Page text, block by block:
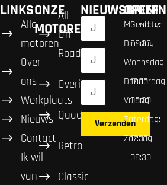
LINKS
Alle
motoren
Over
ons
Werkplaats
Nieuws
Contact
Ik wil
van
ONZE
MOTOREN
All
Off
Road
Overig
Quad
Retro
Classic
NIEUWSBRIEF
Verzenden
Maandag:
Dinsdag:
Woensdag:
Donderdag:
Vrijdag:
Zaterdag:
Zondag:
Gesloten
08:30
–
17:30
08:30
–
17:30
08:30
–